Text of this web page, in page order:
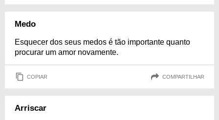
Medo
Esquecer dos seus medos é tão importante quanto
procurar um amor novamente.
COPIAR COMPARTILHAR
Arriscar